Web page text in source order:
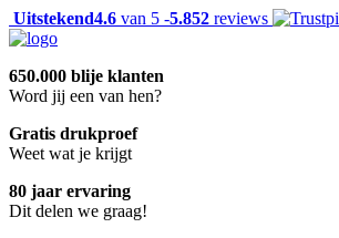
Uitstekend4.6 van 5 -5.852 reviews
650.000 blije klanten
Word jij een van hen?
Gratis drukproef
Weet wat je krijgt
80 jaar ervaring
Dit delen we graag!